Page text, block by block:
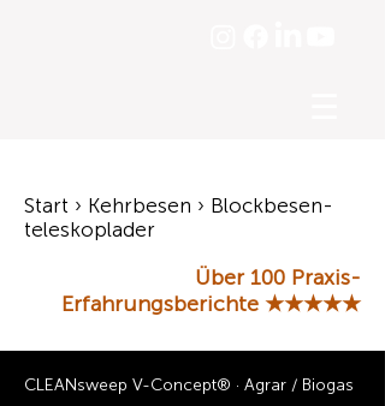
Start › Kehrbesen › Blockbesen-
teleskoplader
Über 100 Praxis-
Erfahrungsberichte ★★★★★
CLEANsweep V-Concept® · Agrar / Biogas